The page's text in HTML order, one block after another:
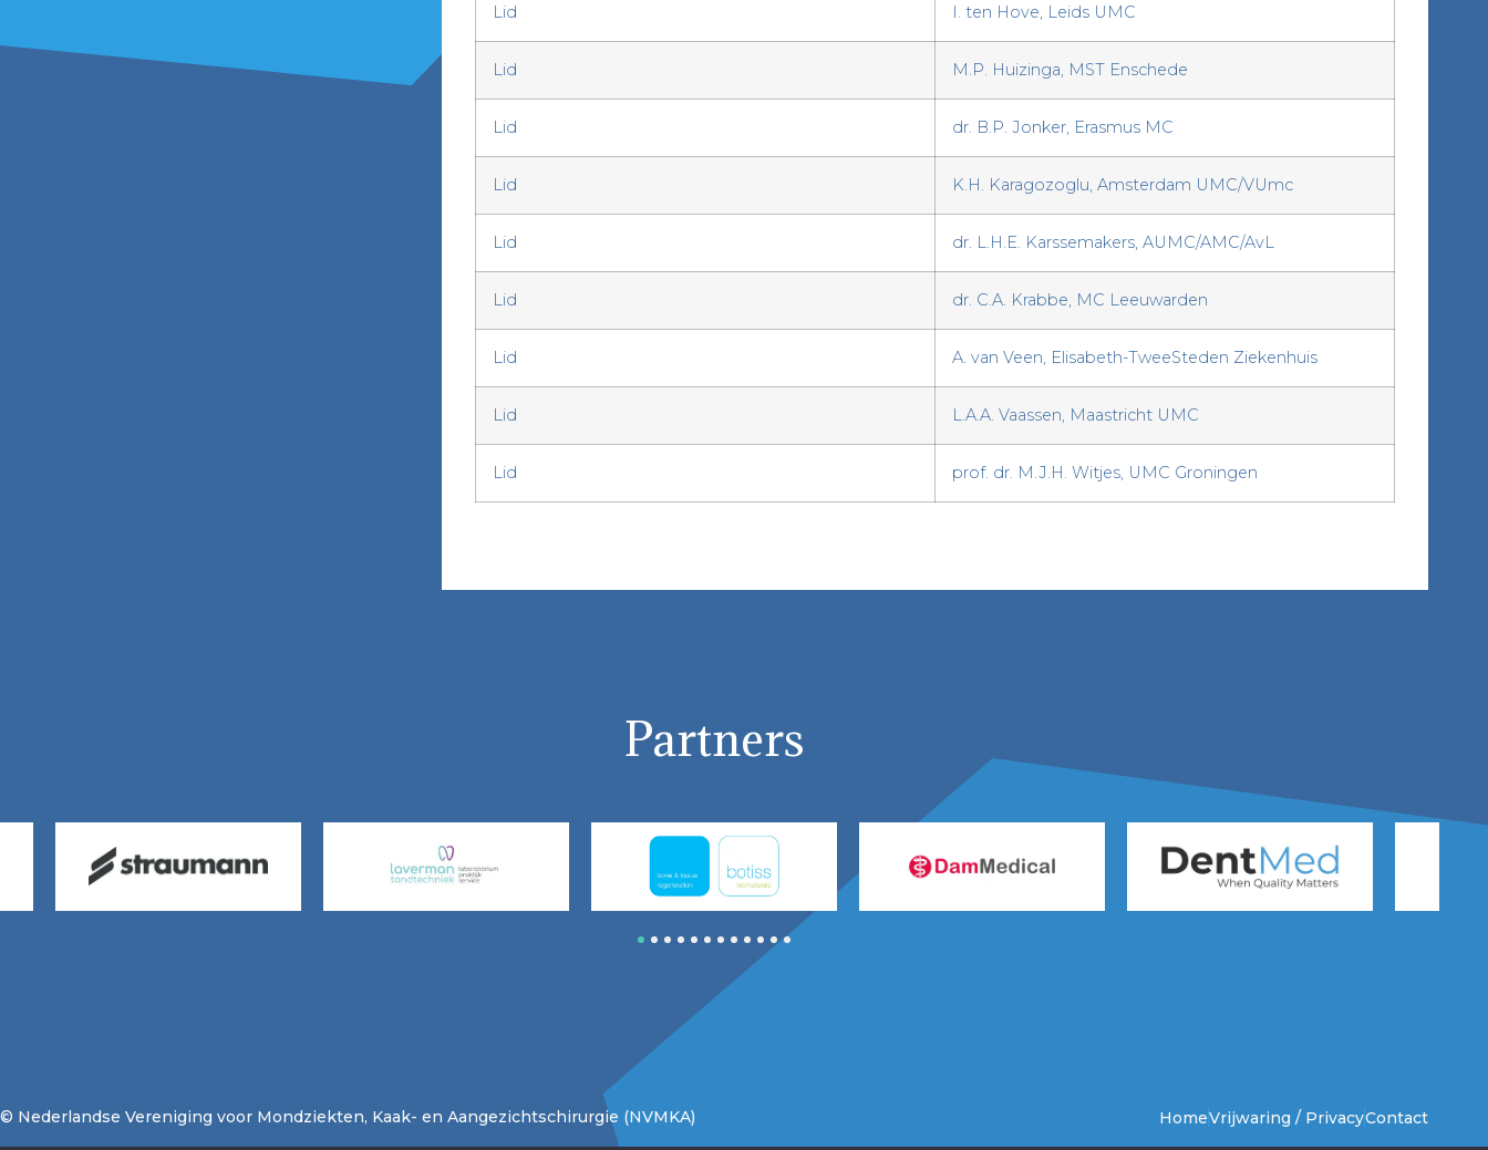
Lid I. ten Hove, Leids UMC
Lid M.P. Huizinga, MST Enschede
Lid dr. B.P. Jonker, Erasmus MC
Lid K.H. Karagozoglu, Amsterdam UMC/VUmc
Lid dr. L.H.E. Karssemakers, AUMC/AMC/AvL
Lid dr. C.A. Krabbe, MC Leeuwarden
Lid A. van Veen, Elisabeth-TweeSteden Ziekenhuis
Lid L.A.A. Vaassen, Maastricht UMC
Lid prof. dr. M.J.H. Witjes, UMC Groningen
Partners
5 6 7 8 9 1011 12
© Nederlandse Vereniging voor Mondziekten, Kaak- en Aangezichtschirurgie (NVMKA) HomeVrijwaring / PrivacyContact